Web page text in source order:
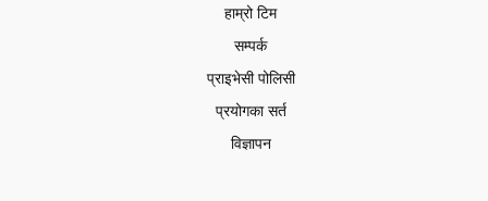
हाम्रो टिम
सम्पर्क
प्राइभेसी पोलिसी
प्रयोगका सर्त
विज्ञापन